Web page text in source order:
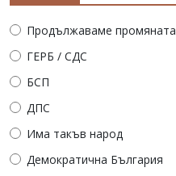
Продължаваме промяната
ГЕРБ / СДС
БСП
ДПС
Има такъв народ
Демократична България